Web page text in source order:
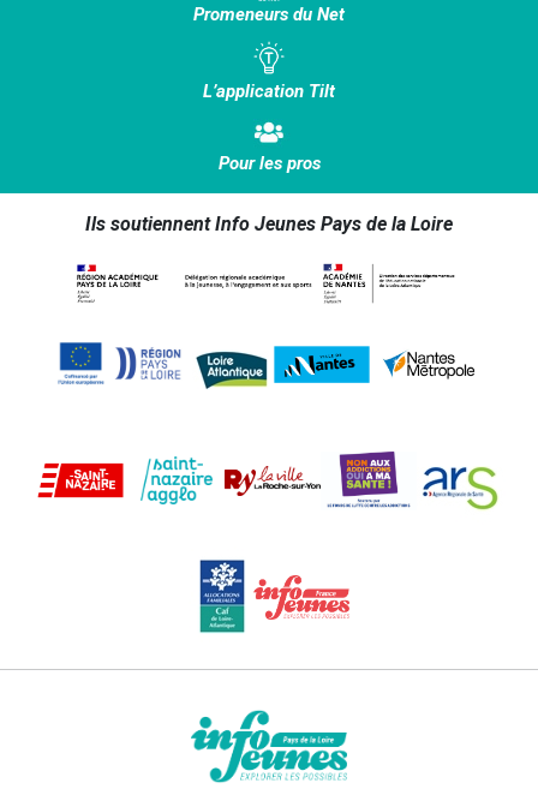
Promeneurs du Net
L’application Tilt
Pour les pros
Ils soutiennent Info Jeunes Pays de la Loire